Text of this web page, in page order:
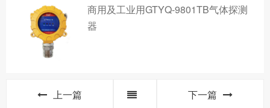
商用及工业用GTYQ-9801TB气体探测
器
上一篇 下一篇